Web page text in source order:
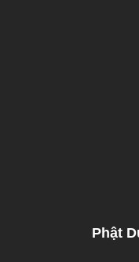
Phật